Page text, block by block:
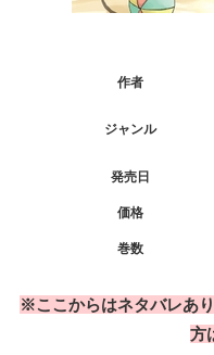
作者
ジャンル
発売日
価格
巻数
※ここからはネタバレあ
方